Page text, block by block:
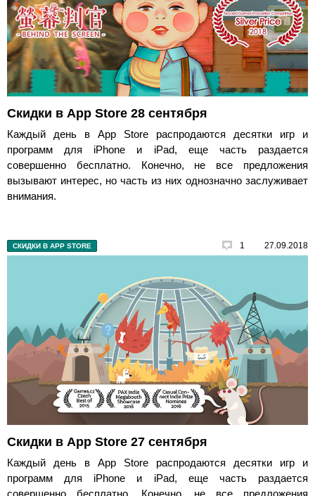
Скидки в App Store 28 сентября
Каждый день в App Store распродаются десятки игр и
программ для iPhone и iPad, еще часть раздается
совершенно бесплатно. Конечно, не все предложения
вызывают интерес, но часть из них однозначно заслуживает
внимания.
СКИДКИ В APP STORE 1 27.09.2018
Скидки в App Store 27 сентября
Каждый день в App Store распродаются десятки игр и
программ для iPhone и iPad, еще часть раздается
совершенно бесплатно. Конечно, не все предложения